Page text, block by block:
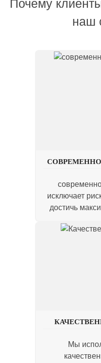
Почему
наш
исключает
достичь
Мы